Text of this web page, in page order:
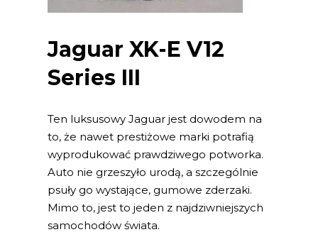
Jaguar XK-E V12
Series III
Ten luksusowy Jaguar jest dowodem na
to, że nawet prestiżowe marki potrafią
wyprodukować prawdziwego potworka.
Auto nie grzeszyło urodą, a szczególnie
psuły go wystające, gumowe zderzaki.
Mimo to, jest to jeden z najdziwniejszych
samochodów świata.